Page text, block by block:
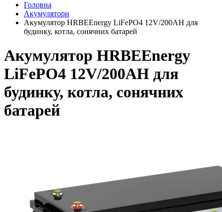
Головна
Акумулятори
Акумулятор HRBEEnergy LiFePO4 12V/200AH для
будинку, котла, сонячних батарей
Акумулятор HRBEEnergy
LiFePO4 12V/200AH для
будинку, котла, сонячних
батарей